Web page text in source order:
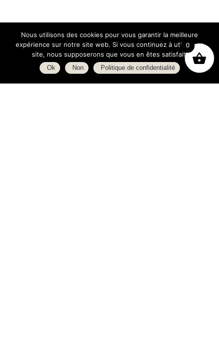
0
Nous utilisons des cookies pour vous garantir la meilleure
expérience sur notre site web. Si vous continuez à utiliser ce
site, nous supposerons que vous en êtes satisfait.
Ok Non Politique de confidentialité